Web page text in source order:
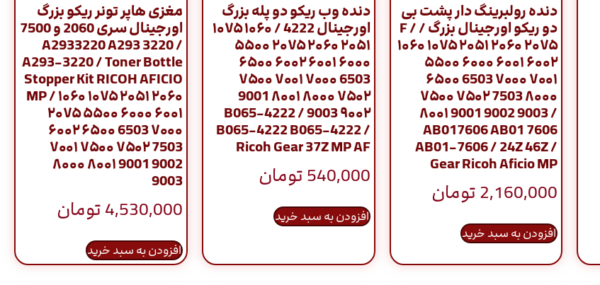
دنده رولبرینگ دار پشت بی
دو ریکو اورجینال بزرگ / F /
۱۰۶۰ ۱۰۷۵ ۲۰۵۱ ۲۰۶۰ ۲۰۷۵
۵۵۰۰ ۶۰۰۰ ۶۰۰۱ ۶۰۰۲
۶۵۰۰ 6503 ۷۰۰۰ ۷۰۰۱
۷۵۰۰ ۷۵۰۲ 7503 ۸۰۰۰
۸۰۰۱ 9001 9002 9003 /
AB017606 AB01 7606
AB01-7606 / 24Z 46Z /
Gear Ricoh Aficio MP
2,160,000تومان
افزودن به سبد خرید
دنده وب ریکو دو پله بزرگ
اورجینال 4222 / ۱۰۶۰ ۱۰۷۵
۲۰۵۱ ۲۰۶۰ ۲۰۷۵ ۵۵۰۰
۶۰۰۰ ۶۰۰۱ ۶۰۰۲ ۶۵۰۰
6503 ۷۰۰۰ ۷۰۰۱ ۷۵۰۰
۷۵۰۲ ۸۰۰۰ ۸۰۰۱ 9001
۹۰۰۲ 9003 / B065-4222
B065-4222 B065-4222 /
Ricoh Gear 37Z MP AF
540,000تومان
افزودن به سبد خرید
مغزی هاپر تونر ریکو بزرگ
اورجینال سری 2060 و 7500
/ A2933220 A293 3220
A293-3220 / Toner Bottle
Stopper Kit RICOH AFICIO
MP / ۱۰۶۰ ۱۰۷۵ ۲۰۵۱ ۲۰۶۰
۲۰۷۵ ۵۵۰۰ ۶۰۰۰ ۶۰۰۱
۶۰۰۲ ۶۵۰۰ 6503 ۷۰۰۰
۷۰۰۱ ۷۵۰۰ ۷۵۰۲ 7503
۸۰۰۰ ۸۰۰۱ 9001 9002
9003
4,530,000تومان
افزودن به سبد خرید